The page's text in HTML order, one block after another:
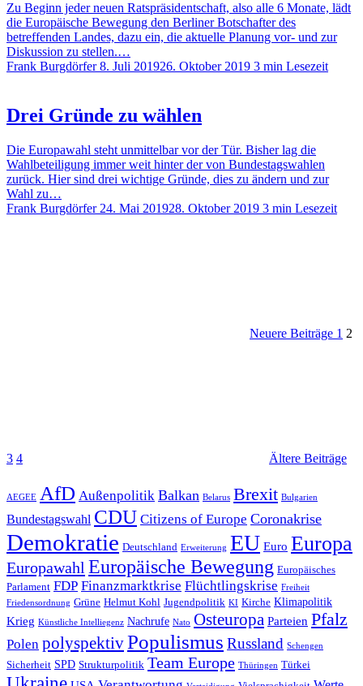
Zu Beginn jeder neuen Ratspräsidentschaft, also alle 6 Monate, lädt
die Europäische Bewegung den Berliner Botschafter des
betreffenden Landes, dazu ein, die aktuelle Planung vor- und zur
Diskussion zu stellen.…
Frank Burgdörfer 8. Juli 201926. Oktober 2019 3 min Lesezeit
Drei Gründe zu wählen
Die Europawahl steht unmittelbar vor der Tür. Bisher lag die
Wahlbeteiligung immer weit hinter der von Bundestagswahlen
zurück. Hier sind drei wichtige Gründe, dies zu ändern und zur
Wahl zu…
Frank Burgdörfer 24. Mai 201928. Oktober 2019 3 min Lesezeit
Neuere Beiträge 1 2
3 4 Ältere Beiträge
AEGEE AfD Außenpolitik Balkan Belarus Brexit Bulgarien
Bundestagswahl CDU Citizens of Europe Coronakrise
Demokratie Deutschland Erweiterung EU Euro Europa
Europawahl Europäische Bewegung Europäisches
Parlament FDP Finanzmarktkrise Flüchtlingskrise Freiheit
Friedensordnung Grüne Helmut Kohl Jugendpolitik KI Kirche Klimapolitik
Krieg Künstliche Intelliegenz Nachrufe Nato Osteuropa Parteien Pfalz
Polen polyspektivPopulismus Russland Schengen
Sicherheit SPD Strukturpolitik Team Europe Thüringen Türkei